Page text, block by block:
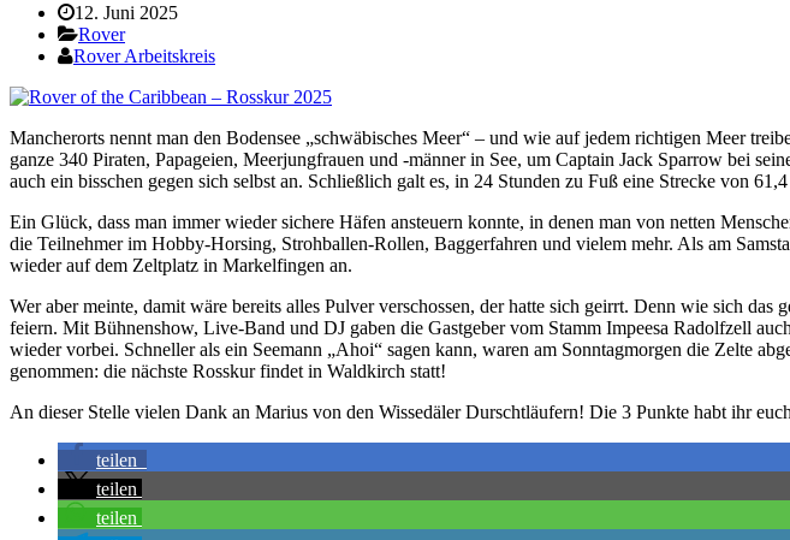
12. Juni 2025
Rover
Rover Arbeitskreis
Mancherorts nennt man den Bodensee „schwäbisches Meer“ – und wie auf jedem richtigen Meer
ganze 340 Piraten, Papageien, Meerjungfrauen und -männer in See, um Captain Jack Sparrow bei
auch ein bisschen gegen sich selbst an. Schließlich galt es, in 24 Stunden zu Fuß eine Strecke von
Ein Glück, dass man immer wieder sichere Häfen ansteuern konnte, in denen man von netten
die Teilnehmer im Hobby-Horsing, Strohballen-Rollen, Baggerfahren und vielem mehr. Als am
wieder auf dem Zeltplatz in Markelfingen an.
Wer aber meinte, damit wäre bereits alles Pulver verschossen, der hatte sich geirrt. Denn wie sich
feiern. Mit Bühnenshow, Live-Band und DJ gaben die Gastgeber vom Stamm Impeesa Radolfzell
wieder vorbei. Schneller als ein Seemann „Ahoi“ sagen kann, waren am Sonntagmorgen die Zelte
genommen: die nächste Rosskur findet in Waldkirch statt!
An dieser Stelle vielen Dank an Marius von den Wissedäler Durschtläufern! Die 3 Punkte habt ihr
teilen
teilen
teilen